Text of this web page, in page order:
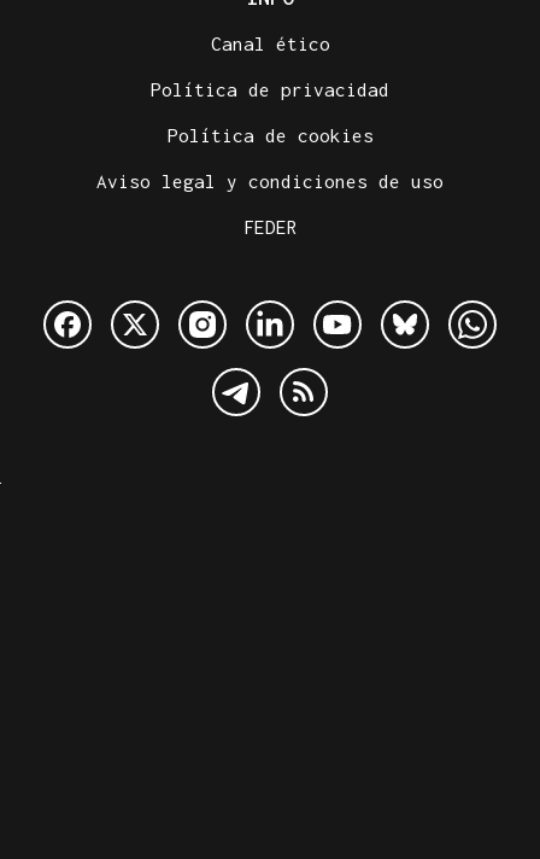
Canal ético
Política de privacidad
Política de cookies
Aviso legal y condiciones de uso
FEDER